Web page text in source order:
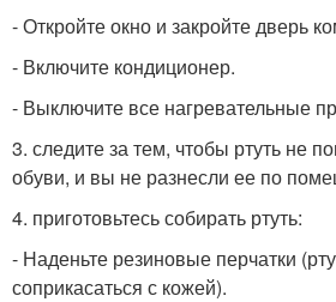
- Откройте окно и закройте дверь
- Включите кондиционер.
- Выключите все нагревательные
3. следите за тем, чтобы ртуть не
обуви, и вы не разнесли ее по
4. приготовьтесь собирать ртуть:
- Наденьте резиновые перчатки
соприкасаться с кожей).